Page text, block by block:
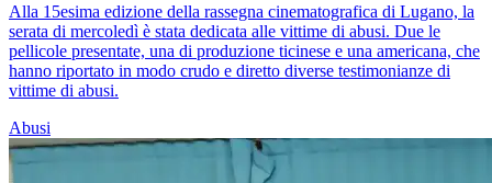
Alla 15esima edizione della rassegna cinematografica di Lugano, la
serata di mercoledì è stata dedicata alle vittime di abusi. Due le
pellicole presentate, una di produzione ticinese e una americana, che
hanno riportato in modo crudo e diretto diverse testimonianze di
vittime di abusi.
Abusi